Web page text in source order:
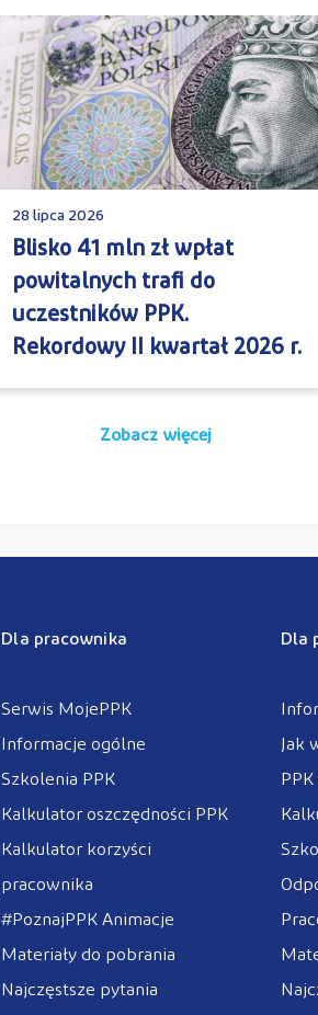
28 lipca 2026
Blisko 41 mln zł wpłat
powitalnych trafi do
uczestników PPK.
Rekordowy II kwartał 2026 r.
Zobacz więcej
Dla pracownika
Serwis MojePPK
Informacje ogólne
Szkolenia PPK
Kalkulator oszczędności PPK
Kalkulator korzyści
pracownika
#PoznajPPK Animacje
Materiały do pobrania
Najczęstsze pytania
Dla
Jak